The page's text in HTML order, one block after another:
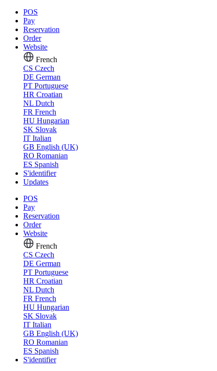
POS
Pay
Reservation
Order
Website
French
CS Czech
DE German
PT Portuguese
HR Croatian
NL Dutch
FR French
HU Hungarian
SK Slovak
IT Italian
GB English (UK)
RO Romanian
ES Spanish
S'identifier
Updates
POS
Pay
Reservation
Order
Website
French
CS Czech
DE German
PT Portuguese
HR Croatian
NL Dutch
FR French
HU Hungarian
SK Slovak
IT Italian
GB English (UK)
RO Romanian
ES Spanish
S'identifier